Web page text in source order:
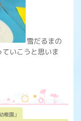
雪だるまの
いこうと思いま
園」